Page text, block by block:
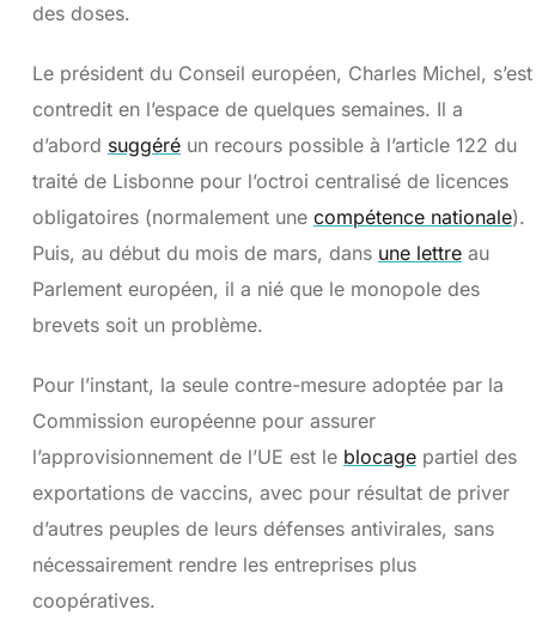
des doses.
Le président du Conseil européen, Charles Michel, s’est
contredit en l’espace de quelques semaines. Il a
d’abord suggéréun recours possible à l’article 122 du
traité de Lisbonne pour l’octroi centralisé de licences
obligatoires (normalement une compétence nationale).
Puis, au début du mois de mars, dans une lettreau
Parlement européen, il a nié que le monopole des
brevets soit un problème.
Pour l’instant, la seule contre-mesure adoptée par la
Commission européenne pour assurer
l’approvisionnement de l’UE est le blocagepartiel des
exportations de vaccins, avec pour résultat de priver
d’autres peuples de leurs défenses antivirales, sans
nécessairement rendre les entreprises plus
coopératives.